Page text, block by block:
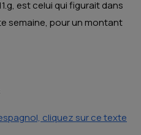
est celui qui figurait dans
semaine, pour un montant
cliquez sur ce texte